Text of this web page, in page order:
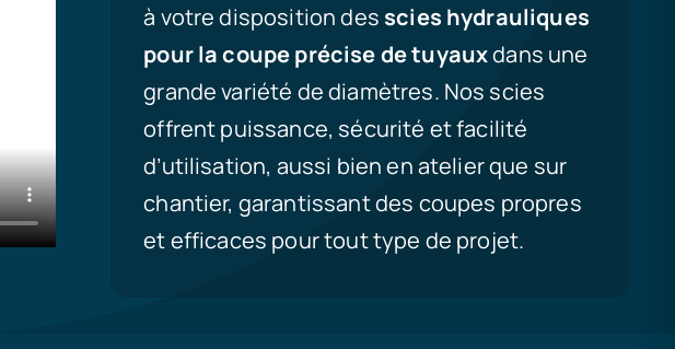
à votre disposition des scies hydrauliques
pour la coupe précise de tuyauxdans une
grande variété de diamètres. Nos scies
offrent puissance, sécurité et facilité
d’utilisation, aussi bien en atelier que sur
chantier, garantissant des coupes propres
et efficaces pour tout type de projet.